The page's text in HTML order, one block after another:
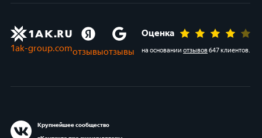
1ak-group.comотзывыотзывы
Оценка
на основании отзывов647 клиентов.
Крупнейшее сообщество